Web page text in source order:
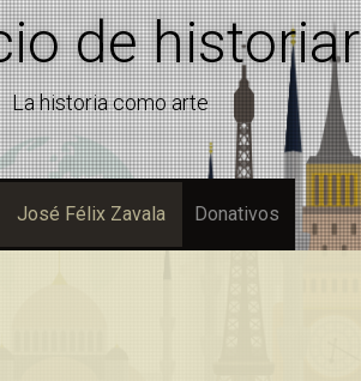
de historiar
La historia como arte
José Félix Zavala Donativos